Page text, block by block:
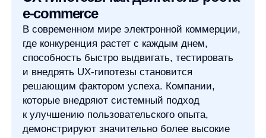
Увеличим продажи вашего
интернет-магазина
Я ознакомился с условиями Политики обработки персональных данных и даюсогласие
на обработки моих персональных данных
Согласен на получениерассылки с новостями AI от Any